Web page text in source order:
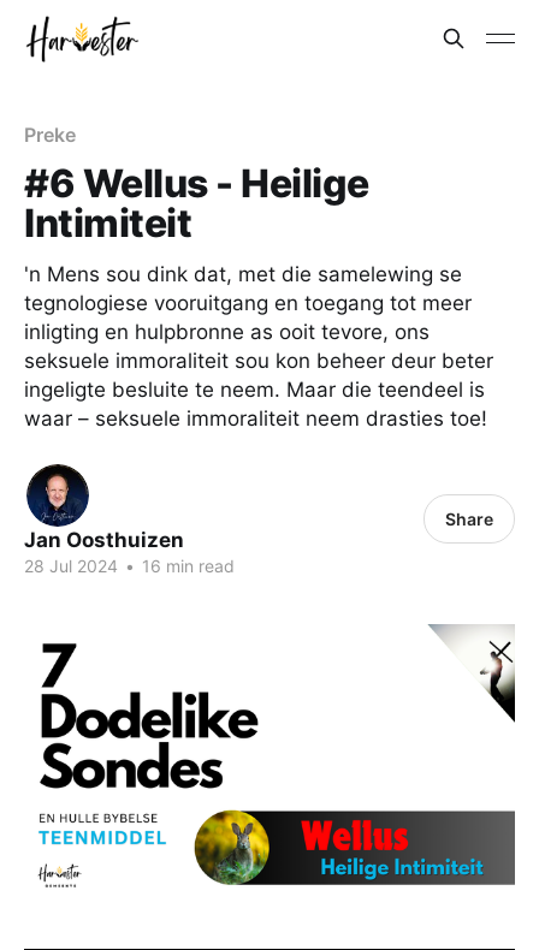
Preke
#6 Wellus - Heilige
Intimiteit
'n Mens sou dink dat, met die samelewing se
tegnologiese vooruitgang en toegang tot meer
inligting en hulpbronne as ooit tevore, ons
seksuele immoraliteit sou kon beheer deur beter
ingeligte besluite te neem. Maar die teendeel is
waar – seksuele immoraliteit neem drasties toe!
Jan Oosthuizen
28 Jul 2024 • 16 min read
Share